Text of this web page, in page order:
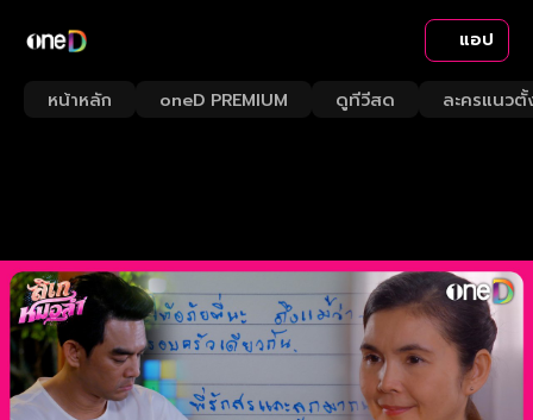
แอป
หน้าหลัก oneD PREMIUM ดูทีวีสด ละครแนวตั้